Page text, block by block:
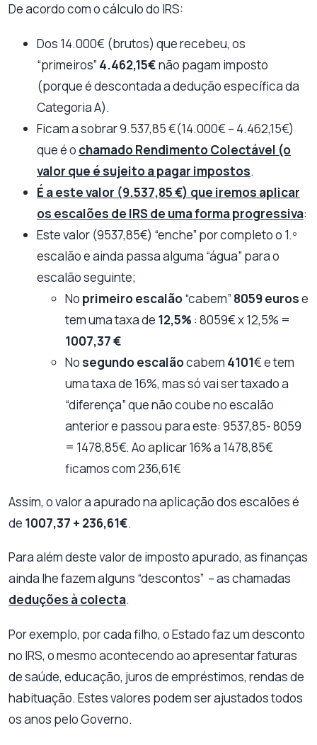
De acordo com o cálculo do IRS:
Dos 14.000€ (brutos) que recebeu, os
“primeiros” 4.462,15€não pagam imposto
(porque é descontada a dedução específica da
Categoria A).
Ficam a sobrar 9.537,85 €(14.000€ – 4.462,15€)
que é o chamado Rendimento Colectável (o
valor que é sujeito a pagar impostos.
É a este valor (9.537,85 €) que iremos aplicar
os escalões de IRS de uma forma progressiva:
Este valor (9537,85€) “enche” por completo o 1.º
escalão e ainda passa alguma “água” para o
escalão seguinte;
No primeiro escalão“cabem” 8059 eurose
tem uma taxa de 12,5% : 8059€ x 12,5% =
1007,37 €
No segundoescalãocabem 4101€ e tem
uma taxa de 16%, mas só vai ser taxado a
“diferença” que não coube no escalão
anterior e passou para este: 9537,85- 8059
= 1478,85€. Ao aplicar 16% a 1478,85€
ficamos com 236,61€
Assim, o valor a apurado na aplicação dos escalões é
de 1007,37 + 236,61€.
Para além deste valor de imposto apurado, as finanças
ainda lhe fazem alguns “descontos” – as chamadas
deduções à colecta.
Por exemplo, por cada filho, o Estado faz um desconto
no IRS, o mesmo acontecendo ao apresentar faturas
de saúde, educação, juros de empréstimos, rendas de
habituação. Estes valores podem ser ajustados todos
os anos pelo Governo.